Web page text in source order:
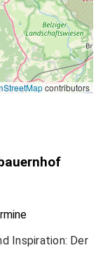
contributors
Inspiration: Der